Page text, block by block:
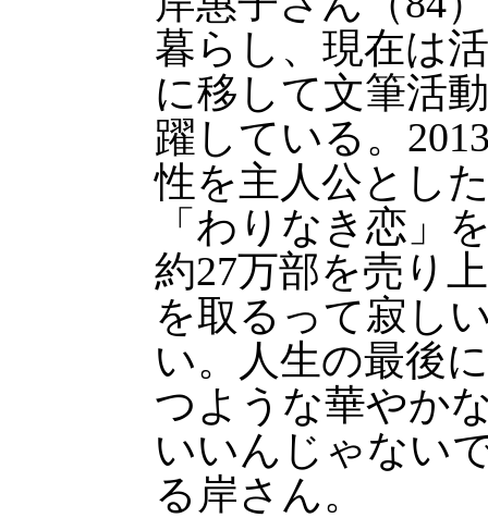
暮らし、現在は
に移して文筆活
躍している。
性を主人公とし
「わりなき恋」
約27万部を売り
を取るって寂し
い。人生の最後
つような華やか
いいんじゃない
る岸さん。